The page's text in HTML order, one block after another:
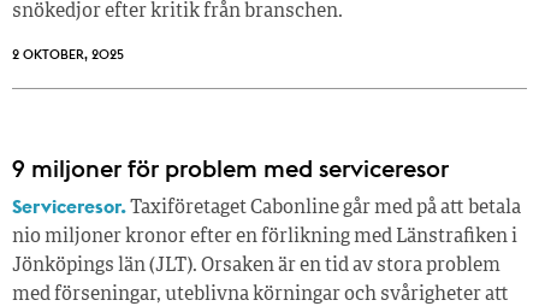
snökedjor efter kritik från branschen.
2 OKTOBER, 2025
9 miljoner för problem med serviceresor
Serviceresor.Taxiföretaget Cabonline går med på att betala
nio miljoner kronor efter en förlikning med Länstrafiken i
Jönköpings län (JLT). Orsaken är en tid av stora problem
med förseningar, uteblivna körningar och svårigheter att